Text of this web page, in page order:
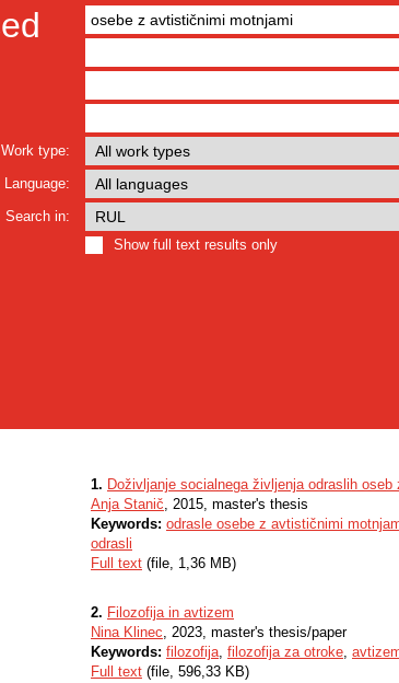
Work type:
Language:
Search in:
Show full text results only
1. Doživljanje socialnega življenja odraslih
Anja Stanič, 2015, master's thesis
Keywords: odrasle osebe z avtističnimi
odrasli
Full text (file, 1,36 MB)
2. Filozofija in avtizem
Nina Klinec, 2023, master's thesis/paper
Keywords: filozofija, filozofija za otroke,
Full text (file, 596,33 KB)